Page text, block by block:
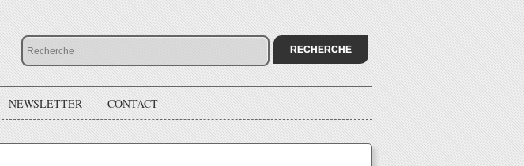
NEWSLETTER CONTACT